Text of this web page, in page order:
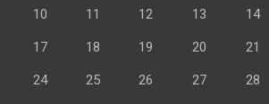
10 11 12 13 14
17 18 19 20 21
24 25 26 27 28